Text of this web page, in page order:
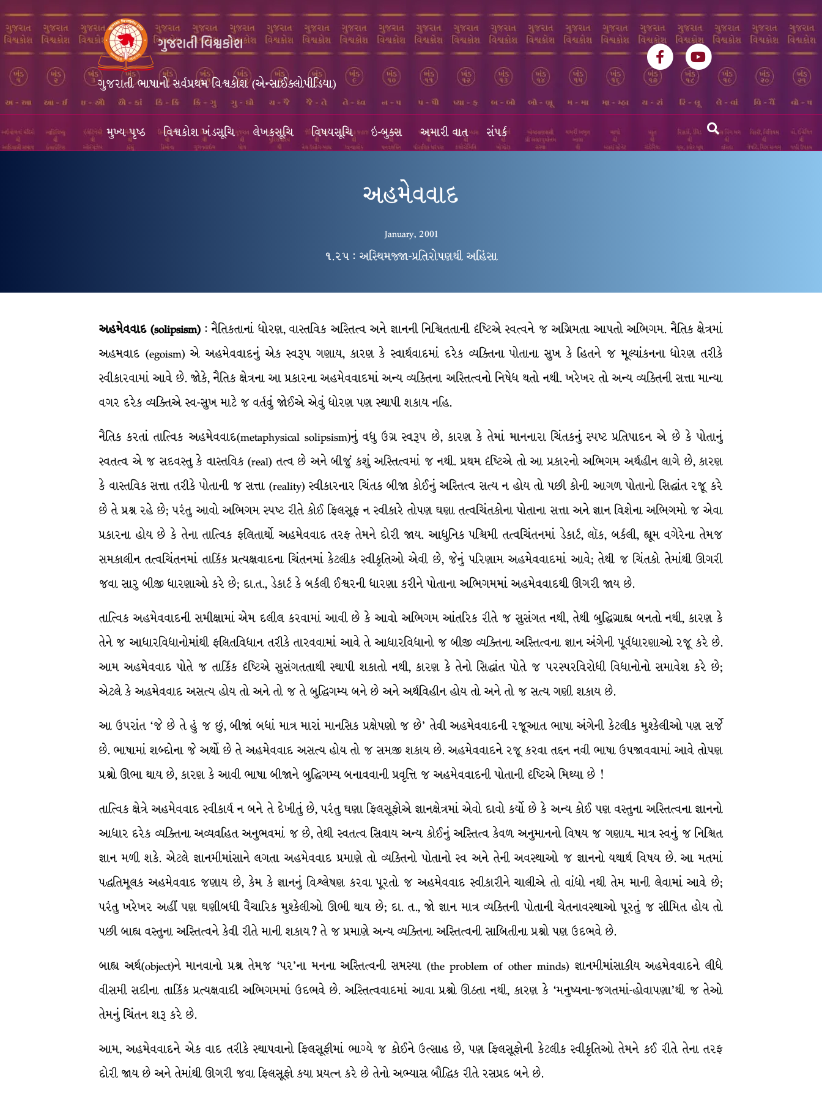
ગુજરાતી ભાષાનો સર્વપ્રથમ વિશ્વકોશ (એન્સાઈક્લોપીડિયા)
FacebookYoutube
મુખ્ય પૃષ્ઠ વિશ્વકોશ ખંડસૂચિ લેખકસૂચિ વિષયસૂચિ ઇ-બુક્સ અમારી વાત સંપર્ક
અહમેવવાદ
January, 2001
૧.૨૫ : અસ્થિમજ્જા-પ્રતિરોપણથી અહિંસા
અહમેવવાદ (solipsism) : નૈતિકતાનાં ધોરણ, વાસ્તવિક અસ્તિત્વ અને જ્ઞાનની નિશ્ચિતતાની દૃષ્ટિએ સ્વત્વને જ અગ્રિમતા આપતો અભિગમ. નૈતિક ક્ષેત્રમાં
અહમવાદ (egoism) એ અહમેવવાદનું એક સ્વરૂપ ગણાય, કારણ કે સ્વાર્થવાદમાં દરેક વ્યક્તિના પોતાના સુખ કે હિતને જ મૂલ્યાંકનના ધોરણ તરીકે
સ્વીકારવામાં આવે છે. જોકે, નૈતિક ક્ષેત્રના આ પ્રકારના અહમેવવાદમાં અન્ય વ્યક્તિના અસ્તિત્વનો નિષેધ થતો નથી. ખરેખર તો અન્ય વ્યક્તિની સત્તા માન્યા
વગર દરેક વ્યક્તિએ સ્વ-સુખ માટે જ વર્તવું જોઈએ એવું ધોરણ પણ સ્થાપી શકાય નહિ.
નૈતિક કરતાં તાત્વિક અહમેવવાદ(metaphysical solipsism)નું વધુ ઉગ્ર સ્વરૂપ છે, કારણ કે તેમાં માનનારા ચિંતકનું સ્પષ્ટ પ્રતિપાદન એ છે કે પોતાનું
સ્વતત્વ એ જ સદવસ્તુ કે વાસ્તવિક (real) તત્વ છે અને બીજું કશું અસ્તિત્વમાં જ નથી. પ્રથમ દૃષ્ટિએ તો આ પ્રકારનો અભિગમ અર્થહીન લાગે છે, કારણ
કે વાસ્તવિક સત્તા તરીકે પોતાની જ સત્તા (reality) સ્વીકારનાર ચિંતક બીજા કોઈનું અસ્તિત્વ સત્ય ન હોય તો પછી કોની આગળ પોતાનો સિદ્ધાંત રજૂ કરે
છે તે પ્રશ્ન રહે છે; પરંતુ આવો અભિગમ સ્પષ્ટ રીતે કોઈ ફિલસૂફ ન સ્વીકારે તોપણ ઘણા તત્વચિંતકોના પોતાના સત્તા અને જ્ઞાન વિશેના અભિગમો જ એવા
પ્રકારના હોય છે કે તેના તાત્વિક ફલિતાર્થો અહમેવવાદ તરફ તેમને દોરી જાય. આધુનિક પશ્ચિમી તત્વચિંતનમાં ડેકાર્ટ, લૉક, બર્કલી, હ્યૂમ વગેરેના તેમજ
સમકાલીન તત્વચિંતનમાં તાર્કિક પ્રત્યક્ષવાદના ચિંતનમાં કેટલીક સ્વીકૃતિઓ એવી છે, જેનું પરિણામ અહમેવવાદમાં આવે; તેથી જ ચિંતકો તેમાંથી ઊગરી
જવા સારુ બીજી ધારણાઓ કરે છે; દા.ત., ડેકાર્ટ કે બર્કલી ઈશ્વરની ધારણા કરીને પોતાના અભિગમમાં અહમેવવાદથી ઊગરી જાય છે.
તાત્વિક અહમેવવાદની સમીક્ષામાં એમ દલીલ કરવામાં આવી છે કે આવો અભિગમ આંતરિક રીતે જ સુસંગત નથી, તેથી બુદ્ધિગ્રાહ્ય બનતો નથી, કારણ કે
તેને જ આધારવિધાનોમાંથી ફલિતવિધાન તરીકે તારવવામાં આવે તે આધારવિધાનો જ બીજી વ્યક્તિના અસ્તિત્વના જ્ઞાન અંગેની પૂર્વધારણાઓ રજૂ કરે છે.
આમ અહમેવવાદ પોતે જ તાર્કિક દૃષ્ટિએ સુસંગતતાથી સ્થાપી શકાતો નથી, કારણ કે તેનો સિદ્ધાંત પોતે જ પરસ્પરવિરોધી વિધાનોનો સમાવેશ કરે છે;
એટલે કે અહમેવવાદ અસત્ય હોય તો અને તો જ તે બુદ્ધિગમ્ય બને છે અને અર્થવિહીન હોય તો અને તો જ સત્ય ગણી શકાય છે.
આ ઉપરાંત ‘જે છે તે હું જ છું, બીજાં બધાં માત્ર મારાં માનસિક પ્રક્ષેપણો જ છે’ તેવી અહમેવવાદની રજૂઆત ભાષા અંગેની કેટલીક મુશ્કેલીઓ પણ સર્જે
છે. ભાષામાં શબ્દોના જે અર્થો છે તે અહમેવવાદ અસત્ય હોય તો જ સમજી શકાય છે. અહમેવવાદને રજૂ કરવા તદ્દન નવી ભાષા ઉપજાવવામાં આવે તોપણ
પ્રશ્નો ઊભા થાય છે, કારણ કે આવી ભાષા બીજાને બુદ્ધિગમ્ય બનાવવાની પ્રવૃત્તિ જ અહમેવવાદની પોતાની દૃષ્ટિએ મિથ્યા છે !
તાત્વિક ક્ષેત્રે અહમેવવાદ સ્વીકાર્ય ન બને તે દેખીતું છે, પરંતુ ઘણા ફિલસૂફોએ જ્ઞાનક્ષેત્રમાં એવો દાવો કર્યો છે કે અન્ય કોઈ પણ વસ્તુના અસ્તિત્વના જ્ઞાનનો
આધાર દરેક વ્યક્તિના અવ્યવહિત અનુભવમાં જ છે, તેથી સ્વતત્વ સિવાય અન્ય કોઈનું અસ્તિત્વ કેવળ અનુમાનનો વિષય જ ગણાય. માત્ર સ્વનું જ નિશ્ચિત
જ્ઞાન મળી શકે. એટલે જ્ઞાનમીમાંસાને લગતા અહમેવવાદ પ્રમાણે તો વ્યક્તિનો પોતાનો સ્વ અને તેની અવસ્થાઓ જ જ્ઞાનનો યથાર્થ વિષય છે. આ મતમાં
પદ્ધતિમૂલક અહમેવવાદ જણાય છે, કેમ કે જ્ઞાનનું વિશ્લેષણ કરવા પૂરતો જ અહમેવવાદ સ્વીકારીને ચાલીએ તો વાંધો નથી તેમ માની લેવામાં આવે છે;
પરંતુ ખરેખર અહીં પણ ઘણીબધી વૈચારિક મુશ્કેલીઓ ઊભી થાય છે; દા. ત., જો જ્ઞાન માત્ર વ્યક્તિની પોતાની ચેતનાવસ્થાઓ પૂરતું જ સીમિત હોય તો
પછી બાહ્ય વસ્તુના અસ્તિત્વને કેવી રીતે માની શકાય? તે જ પ્રમાણે અન્ય વ્યક્તિના અસ્તિત્વની સાબિતીના પ્રશ્નો પણ ઉદભવે છે.
બાહ્ય અર્થ(object)ને માનવાનો પ્રશ્ન તેમજ ‘પર’ના મનના અસ્તિત્વની સમસ્યા (the problem of other minds) જ્ઞાનમીમાંસાકીય અહમેવવાદને લીધે
વીસમી સદીના તાર્કિક પ્રત્યક્ષવાદી અભિગમમાં ઉદભવે છે. અસ્તિત્વવાદમાં આવા પ્રશ્નો ઊઠતા નથી, કારણ કે ‘મનુષ્યના-જગતમાં-હોવાપણા’થી જ તેઓ
તેમનું ચિંતન શરૂ કરે છે.
આમ, અહમેવવાદને એક વાદ તરીકે સ્થાપવાનો ફિલસૂફીમાં ભાગ્યે જ કોઈને ઉત્સાહ છે, પણ ફિલસૂફોની કેટલીક સ્વીકૃતિઓ તેમને કઈ રીતે તેના તરફ
દોરી જાય છે અને તેમાંથી ઊગરી જવા ફિલસૂફો કયા પ્રયત્ન કરે છે તેનો અભ્યાસ બૌદ્ધિક રીતે રસપ્રદ બને છે.